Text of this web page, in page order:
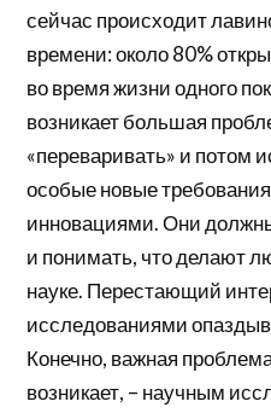
сейчас происходит
времени: около 80%
во время жизни одного
возникает большая
«переваривать» и потом
особые новые
инновациями. Они
и понимать, что делают
науке. Перестающий
исследованиями
Конечно, важная
возникает, – научным